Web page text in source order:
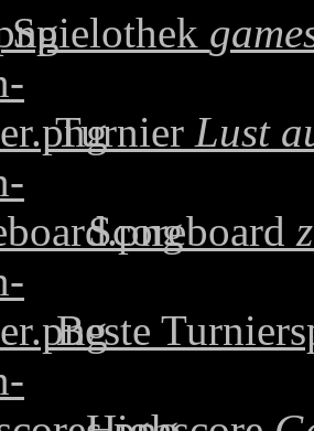
Spielothek
Turnier Lust
Scoreboard
Beste